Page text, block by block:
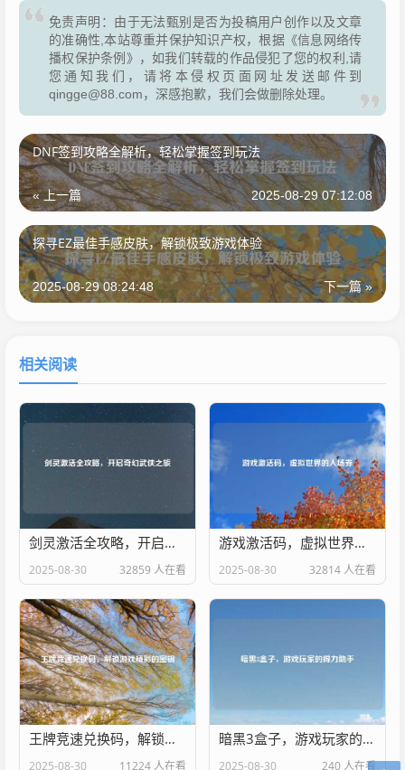
免责声明：由于无法甄别是否为投稿用户创作以及文章
的准确性,本站尊重并保护知识产权，根据《信息网络传
播权保护条例》，如我们转载的作品侵犯了您的权利,请
您通知我们，请将本侵权页面网址发送邮件到
qingge@88.com，深感抱歉，我们会做删除处理。
DNF签到攻略全解析，轻松掌握签到玩法
« 上一篇 2025-08-29 07:12:08
探寻EZ最佳手感皮肤，解锁极致游戏体验
下一篇 »
2025-08-29 08:24:48
相关阅读
剑灵激活全攻略，开启奇幻武侠之旅
2025-08-30 32859 人在看
游戏激活码，虚拟世界的入场券
2025-08-30 32814 人在看
王牌竞速兑换码，解锁游戏精彩的密钥
2025-08-30 11224 人在看
暗黑3盒子，游戏玩家的得力助手
2025-08-30 240 人在看